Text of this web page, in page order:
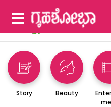
Story Beauty